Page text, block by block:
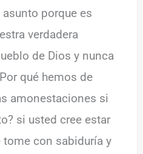
porque es
verdadera
de Dios y nunca
qué hemos de
amonestaciones si
si usted cree estar
con sabiduría y